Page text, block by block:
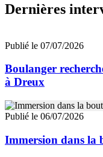
Dernières
Publié le 07/07/2026
Boulanger
à Dreux
Publié le 06/07/2026
Immersion dans la